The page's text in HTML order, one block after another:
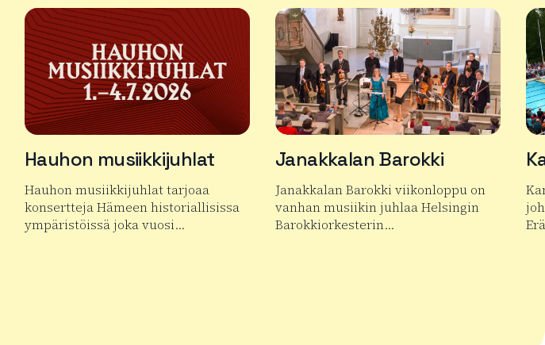
Hauhon musiikkijuhlat
Hauhon musiikkijuhlat tarjoaa
konsertteja Hämeen historiallisissa
ympäristöissä joka vuosi…
Janakkalan Barokki
Janakkalan Barokki viikonloppu on
vanhan musiikin juhlaa Helsingin
Barokkiorkesterin…